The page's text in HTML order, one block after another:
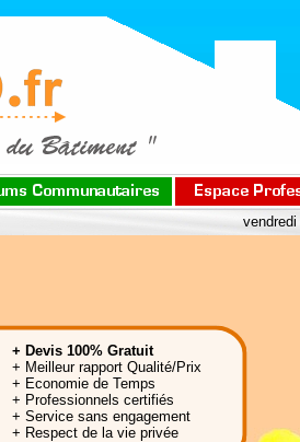
+ Devis 100% Gratuit
+ Meilleur rapport Qualité/Prix
+ Economie de Temps
+ Professionnels certifiés
+ Service sans engagement
+ Respect de la vie privée